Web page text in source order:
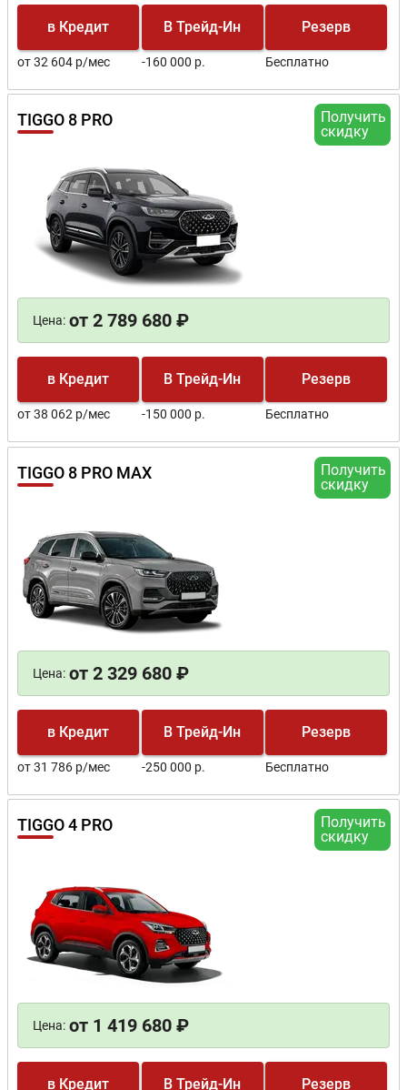
в Кредит
от 32 604 р/мес
В Трейд-Ин
-160 000 р.
Резерв
Бесплатно
Получить
скидку
TIGGO 8 PRO
Цена: от 2 789 680 ₽
в Кредит
от 38 062 р/мес
В Трейд-Ин
-150 000 р.
Резерв
Бесплатно
Получить
скидку
TIGGO 8 PRO MAX
Цена: от 2 329 680 ₽
в Кредит
от 31 786 р/мес
В Трейд-Ин
-250 000 р.
Резерв
Бесплатно
Получить
скидку
TIGGO 4 PRO
Цена: от 1 419 680 ₽
в Кредит В Трейд-Ин Резерв